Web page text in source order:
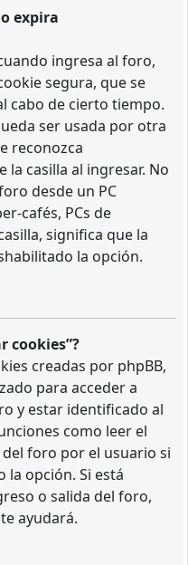
expira
ingresa al foro,
segura, que se
cabo de cierto tiempo.
ser usada por otra
reconozca
casilla al ingresar. No
desde un PC
cafés, PCs de
significa que la
la opción.
cookies”?
creadas por phpBB,
para acceder a
y estar identificado al
como leer el
foro por el usuario si
la opción. Si está
o salida del foro,
ayudará.